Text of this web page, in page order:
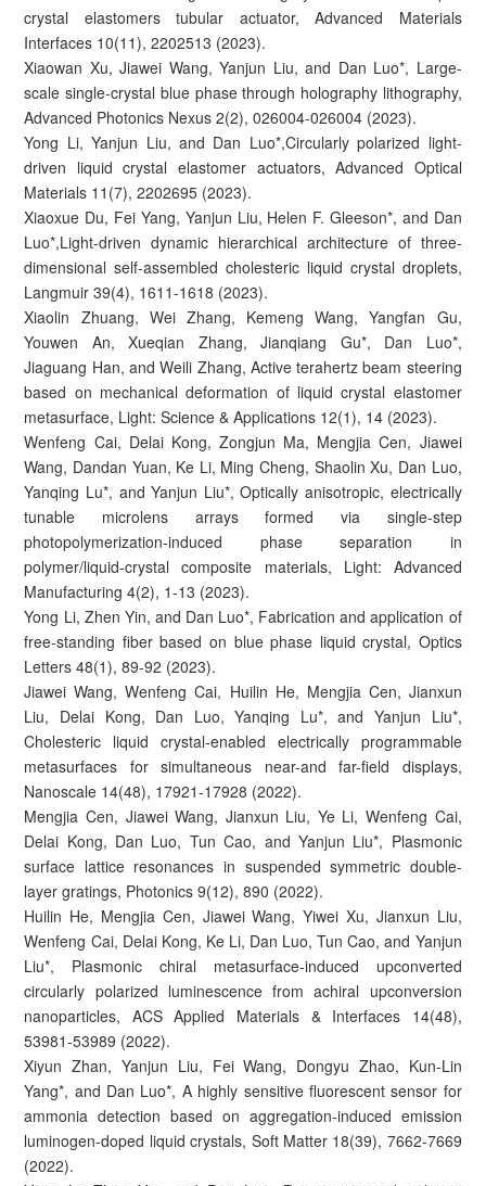
crystal elastomers tubular actuator, Advanced Materials
Interfaces 10(11), 2202513 (2023).
Xiaowan Xu, Jiawei Wang, Yanjun Liu, and Dan Luo*, Large-
scale single-crystal blue phase through holography lithography,
Advanced Photonics Nexus 2(2), 026004-026004 (2023).
Yong Li, Yanjun Liu, and Dan Luo*,Circularly polarized light-
driven liquid crystal elastomer actuators, Advanced Optical
Materials 11(7), 2202695 (2023).
Xiaoxue Du, Fei Yang, Yanjun Liu, Helen F. Gleeson*, and Dan
Luo*,Light-driven dynamic hierarchical architecture of three-
dimensional self-assembled cholesteric liquid crystal droplets,
Langmuir 39(4), 1611-1618 (2023).
Xiaolin Zhuang, Wei Zhang, Kemeng Wang, Yangfan Gu,
Youwen An, Xueqian Zhang, Jianqiang Gu*, Dan Luo*,
Jiaguang Han, and Weili Zhang, Active terahertz beam steering
based on mechanical deformation of liquid crystal elastomer
metasurface, Light: Science & Applications 12(1), 14 (2023).
Wenfeng Cai, Delai Kong, Zongjun Ma, Mengjia Cen, Jiawei
Wang, Dandan Yuan, Ke Li, Ming Cheng, Shaolin Xu, Dan Luo,
Yanqing Lu*, and Yanjun Liu*, Optically anisotropic, electrically
tunable microlens arrays formed via single-step
photopolymerization-induced phase separation in
polymer/liquid-crystal composite materials, Light: Advanced
Manufacturing 4(2), 1-13 (2023).
Yong Li, Zhen Yin, and Dan Luo*, Fabrication and application of
free-standing fiber based on blue phase liquid crystal, Optics
Letters 48(1), 89-92 (2023).
Jiawei Wang, Wenfeng Cai, Huilin He, Mengjia Cen, Jianxun
Liu, Delai Kong, Dan Luo, Yanqing Lu*, and Yanjun Liu*,
Cholesteric liquid crystal-enabled electrically programmable
metasurfaces for simultaneous near-and far-field displays,
Nanoscale 14(48), 17921-17928 (2022).
Mengjia Cen, Jiawei Wang, Jianxun Liu, Ye Li, Wenfeng Cai,
Delai Kong, Dan Luo, Tun Cao, and Yanjun Liu*, Plasmonic
surface lattice resonances in suspended symmetric double-
layer gratings, Photonics 9(12), 890 (2022).
Huilin He, Mengjia Cen, Jiawei Wang, Yiwei Xu, Jianxun Liu,
Wenfeng Cai, Delai Kong, Ke Li, Dan Luo, Tun Cao, and Yanjun
Liu*, Plasmonic chiral metasurface-induced upconverted
circularly polarized luminescence from achiral upconversion
nanoparticles, ACS Applied Materials & Interfaces 14(48),
53981-53989 (2022).
Xiyun Zhan, Yanjun Liu, Fei Wang, Dongyu Zhao, Kun-Lin
Yang*, and Dan Luo*, A highly sensitive fluorescent sensor for
ammonia detection based on aggregation-induced emission
luminogen-doped liquid crystals, Soft Matter 18(39), 7662-7669
(2022).